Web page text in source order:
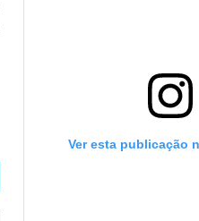
Ver esta publicação